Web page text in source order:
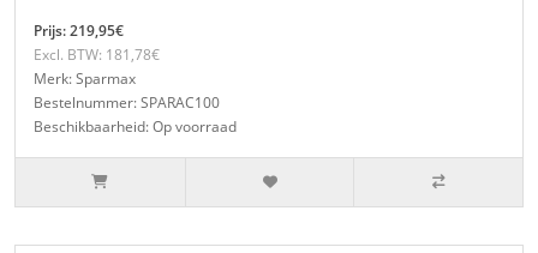
Prijs: 219,95€
Excl. BTW: 181,78€
Merk: Sparmax
Bestelnummer: SPARAC100
Beschikbaarheid: Op voorraad